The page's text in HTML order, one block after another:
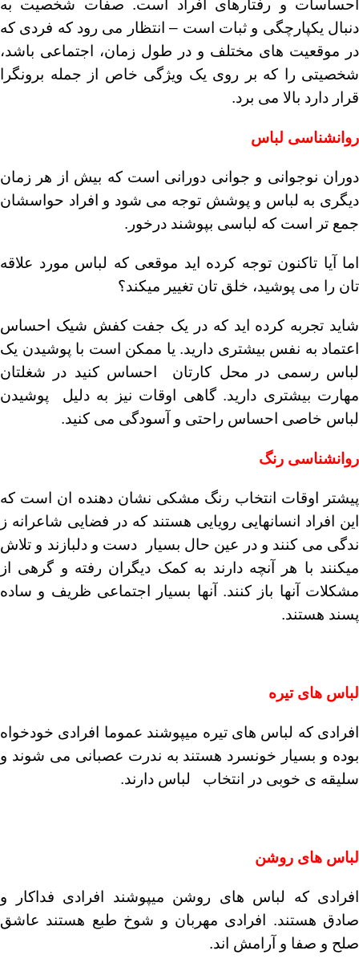
احساسات و رفتارهای افراد است. صفات شخصیت به
دنبال یکپارچگی و ثبات است – انتظار می رود که فردی که
در موقعیت های مختلف و در طول زمان، اجتماعی باشد،
شخصیتی را که بر روی یک ویژگی خاص از جمله برونگرا
قرار دارد بالا می برد.
روانشناسی لباس
دوران نوجوانی و جوانی دورانی است که بیش از هر زمان
دیگری به لباس و پوشش توجه می شود و افراد حواسشان
جمع تر است که لباسی بپوشند درخور.
اما آیا تاکنون توجه کرده اید موقعی که لباس مورد علاقه
تان را می پوشید، خلق تان تغییر میکند؟
شاید تجربه کرده اید که در یک جفت کفش شیک احساس
اعتماد به نفس بیشتری دارید. یا ممکن است با پوشیدن یک
لباس رسمی در محل کارتان احساس کنید در شغلتان
مهارت بیشتری دارید. گاهی اوقات نیز به دلیل پوشیدن
لباس خاصی احساس راحتی و آسودگی می کنید.
روانشناسی رنگ
پیشتر اوقات انتخاب رنگ مشکی نشان دهنده ان است که
این افراد انسانهایی رویایی هستند که در فضایی شاعرانه ز
ندگی می کنند و در عین حال بسیار دست و دلبازند و تلاش
میکنند با هر آنچه دارند به کمک دیگران رفته و گرهی از
مشکلات آنها باز کنند. آنها بسیار اجتماعی ظریف و ساده
پسند هستند.
لباس های تیره
افرادی که لباس های تیره میپوشند عموما افرادی خودخواه
بوده و بسیار خونسرد هستند به ندرت عصبانی می شوند و
سلیقه ی خوبی در انتخاب لباس دارند.
لباس های روشن
افرادی که لباس های روشن میپوشند افرادی فداکار و
صادق هستند. افرادی مهربان و شوخ طبع هستند عاشق
صلح و صفا و آرامش اند.